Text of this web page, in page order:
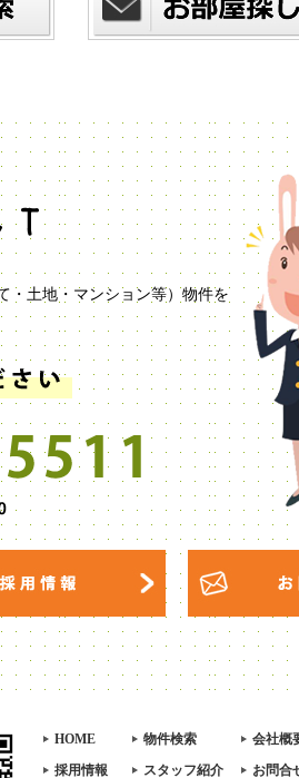
・土地・マンション等）物件を
HOME 物件検索
会社概
採用情報
スタッフ紹介
お問合